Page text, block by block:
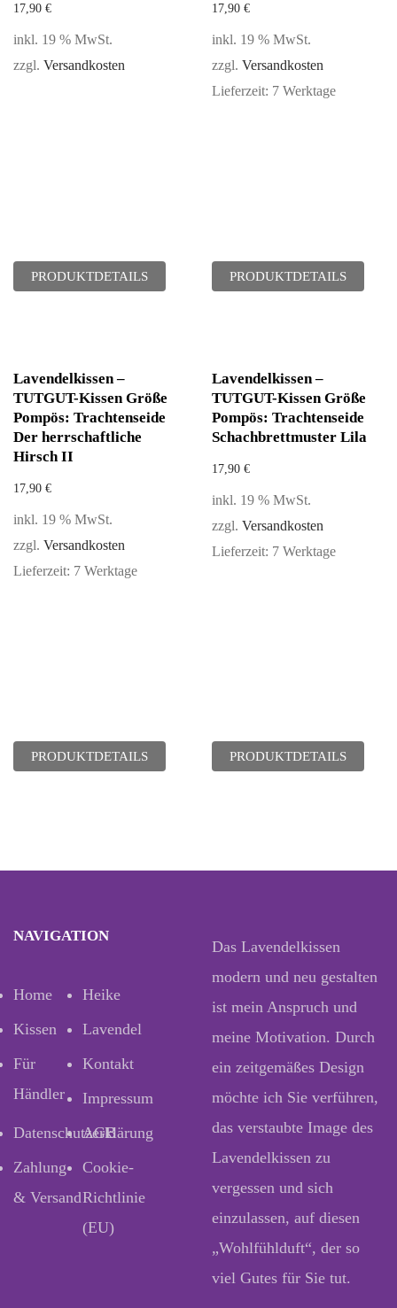
17,90 €
inkl. 19 % MwSt.
zzgl. Versandkosten
PRODUKTDETAILS
17,90 €
inkl. 19 % MwSt.
zzgl. Versandkosten
Lieferzeit: 7 Werktage
PRODUKTDETAILS
Lavendelkissen –
TUTGUT-Kissen Größe
Pompös: Trachtenseide
Der herrschaftliche
Hirsch II
17,90 €
inkl. 19 % MwSt.
zzgl. Versandkosten
Lieferzeit: 7 Werktage
PRODUKTDETAILS
Lavendelkissen –
TUTGUT-Kissen Größe
Pompös: Trachtenseide
Schachbrettmuster Lila
17,90 €
inkl. 19 % MwSt.
zzgl. Versandkosten
Lieferzeit: 7 Werktage
PRODUKTDETAILS
NAVIGATION
Home
Heike
Kissen
Lavendel
Für
Händler
Kontakt
Impressum
Datenschutzerklärung
AGB
Zahlung
& Versand
Cookie-
Richtlinie
(EU)
Das Lavendelkissen
modern und neu gestalten
ist mein Anspruch und
meine Motivation. Durch
ein zeitgemäßes Design
möchte ich Sie verführen,
das verstaubte Image des
Lavendelkissen zu
vergessen und sich
einzulassen, auf diesen
„Wohlfühlduft“, der so
viel Gutes für Sie tut.